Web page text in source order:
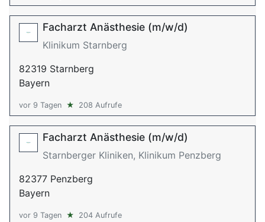
Facharzt Anästhesie (m/w/d)
Klinikum Starnberg
82319 Starnberg
Bayern
vor 9 Tagen ★ 208 Aufrufe
Facharzt Anästhesie (m/w/d)
Starnberger Kliniken, Klinikum Penzberg
82377 Penzberg
Bayern
vor 9 Tagen ★ 204 Aufrufe